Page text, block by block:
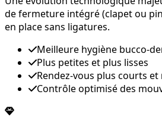
de fermeture intégré (clapet ou
en place sans ligatures.
Meilleure hygiène bucco-
Plus petites et plus lisses
Rendez-vous plus courts
Contrôle optimisé des